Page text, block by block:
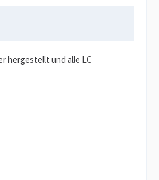
hergestellt und alle LC